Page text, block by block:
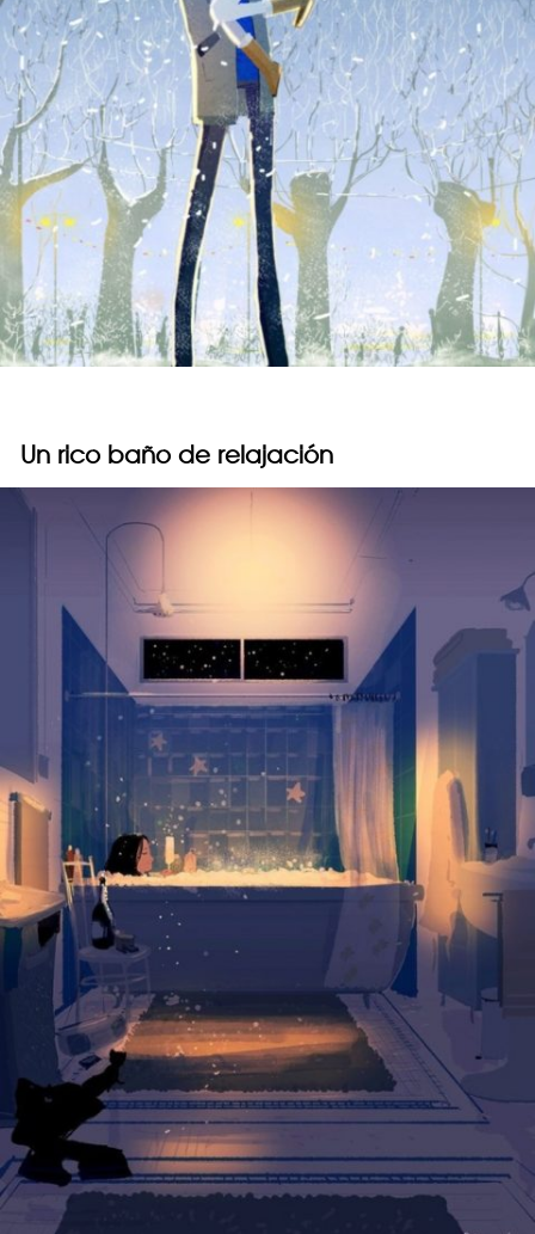
Un rico baño de relajación